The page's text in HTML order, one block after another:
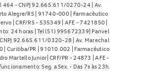
464 - CNPJ 92.665.611/0270-24 | Av.
Alegre/RS | 91740-000 | Farmacêutico
| CRF/RS - 535349 | AFE - 7421850 |
24 horas | Tel (51) 995672339| Panvel
92.665.611/0320-28 | Av. Marechal
| Curitiba/PR | 91010.002 | Farmacêutico
Martello Junior| CRF/PR - 24873 | AFE -
Seg. a Sex. - Das 7s às 23h.